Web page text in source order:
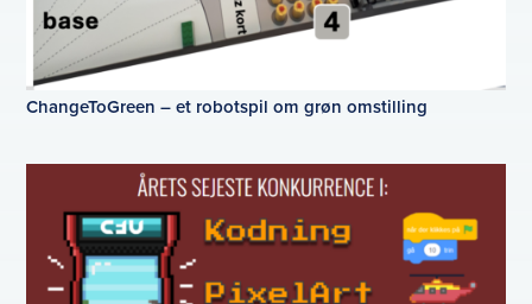
ChangeToGreen – et robotspil om grøn omstilling